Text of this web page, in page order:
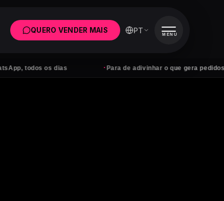
os dias · Para de adivinhar o que gera pedidos
QUERO VENDER MAIS PT MENU